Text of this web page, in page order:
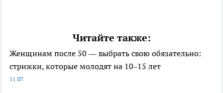
Читайте также:
Женщинам после 50 — выбрать свою обязательно:
стрижки, которые молодят на 10–15 лет
11:07